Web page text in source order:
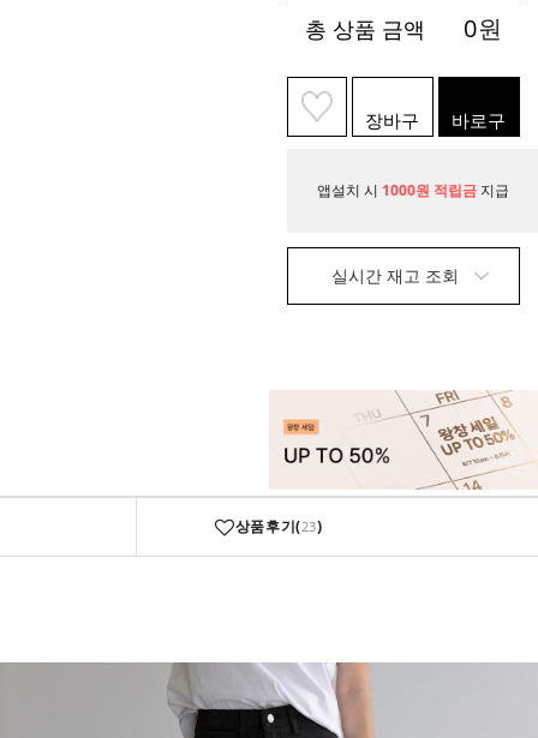
총 상품 금액 0원
장바구
니
바로구
매
앱설치 시 1000원 적립금 지급
실시간 재고 조회
상품후기(23)